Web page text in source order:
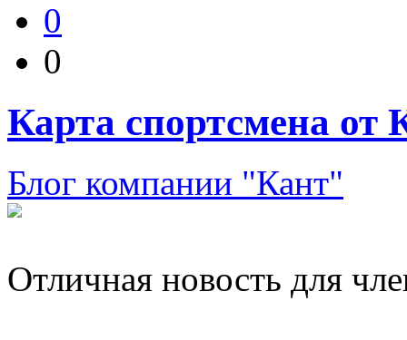
0
0
Карта спортсмена
Блог компании "Кант"
Отличная новость для